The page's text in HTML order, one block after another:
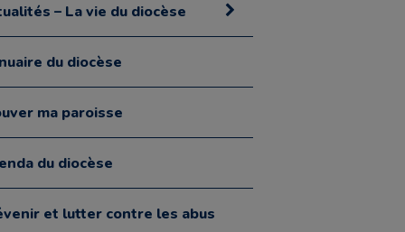
– La vie du diocèse
du diocèse
ma paroisse
du diocèse
et lutter contre les abus